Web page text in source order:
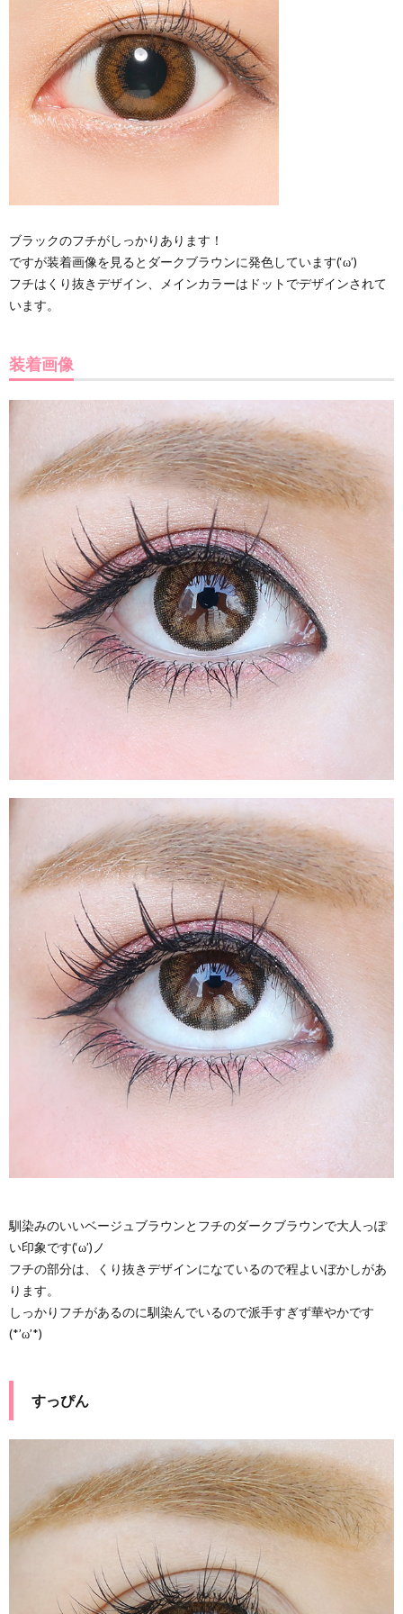
ブラックのフチがしっかりあります！
ですが装着画像を見るとダークブラウンに発色しています(‘ω’)
フチはくり抜きデザイン、メインカラーはドットでデザインされて
います。
装着画像
馴染みのいいベージュブラウンとフチのダークブラウンで大人っぽ
い印象です(‘ω’)ノ
フチの部分は、くり抜きデザインになているので程よいぼかしがあ
ります。
しっかりフチがあるのに馴染んでいるので派手すぎず華やかです
(*’ω’*)
すっぴん